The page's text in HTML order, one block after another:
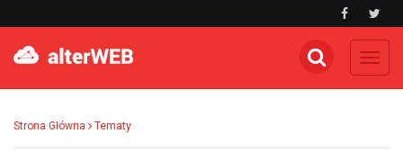
Strona Główna Tematy